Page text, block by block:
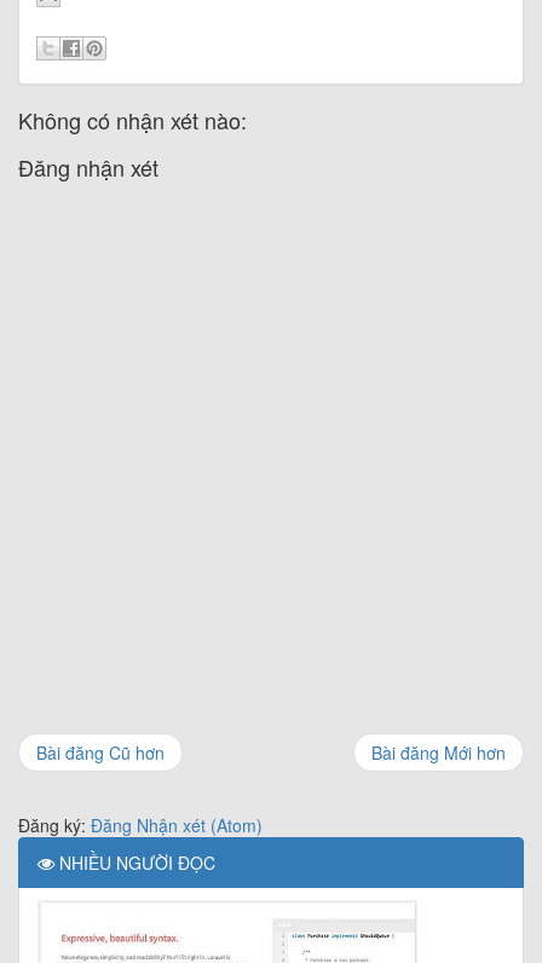
Không có nhận xét nào:
Đăng nhận xét
Bài đăng Mới hơn
Bài đăng Cũ hơn
Đăng ký: Đăng Nhận xét (Atom)
NHIỀU NGƯỜI ĐỌC